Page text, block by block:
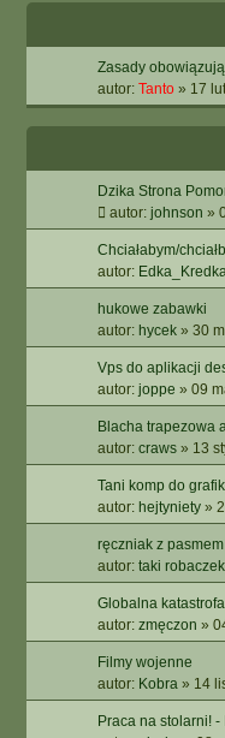
j K
I
W
A
N
E
Z
A
A
N
S
O
W
A
E
Zasady
autor: Tanto » 17
Dzika Strona
autor: johnson »
Chciałabym/
autor:
hukowe zabawki
autor: hycek » 30
Vps do aplikacji
autor: joppe » 09
Blacha trapezowa
autor: craws » 13
Tani komp do
autor: hejtyniety »
ręczniak z
autor: taki robaczek
Globalna
autor: zmęczon »
Filmy wojenne
autor: Kobra » 14
Praca na stolarni!